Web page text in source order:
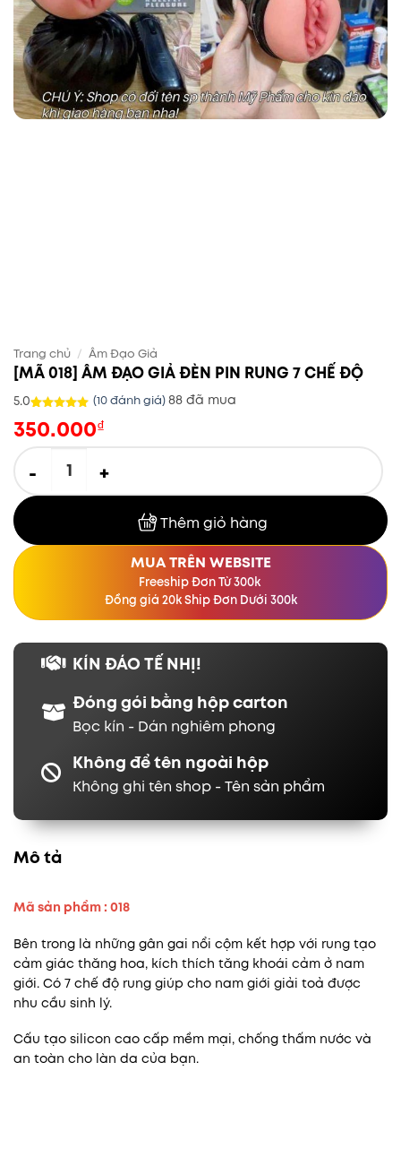
Trang chủ / Âm Đạo Giả
[MÃ 018] ÂM ĐẠO GIẢ ĐÈN PIN RUNG 7 CHẾ ĐỘ
5.0
dựa trên
(10đánh giá)88 đã mua
350.000₫
Thêm giỏ hàng
MUA TRÊN WEBSITE
Freeship Đơn Từ 300k
Đồng giá 20k Ship Đơn Dưới 300k
KÍN ĐÁO TẾ NHỊ!
Đóng gói bằng hộp carton
Bọc kín - Dán nghiêm phong
Không để tên ngoài hộp
Không ghi tên shop - Tên sản phẩm
Mô tả
Mã sản phẩm : 018
Bên trong là những gân gai nổi cộm kết hợp với rung tạo
cảm giác thăng hoa, kích thích tăng khoái cảm ở nam
giới. Có 7 chế độ rung giúp cho nam giới giải toả được
nhu cầu sinh lý.
Cấu tạo silicon cao cấp mềm mại, chống thấm nước và
an toàn cho làn da của bạn.